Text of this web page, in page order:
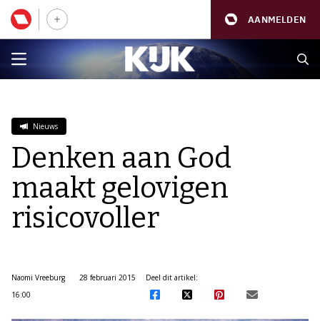
AANMELDEN
Nieuws
Denken aan God
maakt gelovigen
risicovoller
Naomi Vreeburg
28 februari 2015
16:00
Deel dit artikel: